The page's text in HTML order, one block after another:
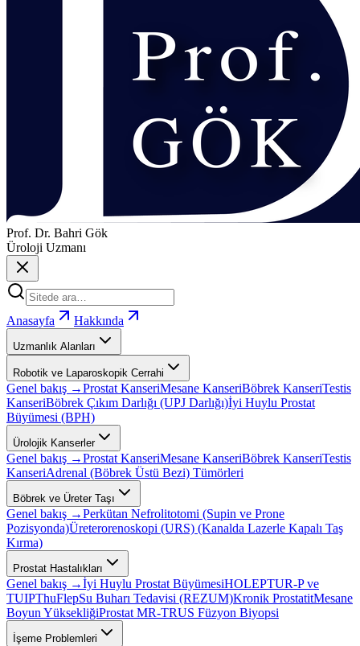
Prof. Dr. Bahri Gök
Üroloji Uzmanı
Anasayfa Hakkında
Uzmanlık Alanları
Robotik ve Laparoskopik Cerrahi
Genel bakış →Prostat KanseriMesane KanseriBöbrek KanseriTestis
KanseriBöbrek Çıkım Darlığı (UPJ Darlığı)İyi Huylu Prostat
Büyümesi (BPH)
Ürolojik Kanserler
Genel bakış →Prostat KanseriMesane KanseriBöbrek KanseriTestis
KanseriAdrenal (Böbrek Üstü Bezi) Tümörleri
Böbrek ve Üreter Taşı
Genel bakış →Perkütan Nefrolitotomi (Supin ve Prone
Pozisyonda)Üreterorenoskopi (URS) (Kanalda Lazerle Kapalı Taş
Kırma)
Prostat Hastalıkları
Genel bakış →İyi Huylu Prostat BüyümesiHOLEPTUR-P ve
TUIPThuFlepSu Buharı Tedavisi (REZUM)Kronik ProstatitMesane
Boyun YüksekliğiProstat MR-TRUS Füzyon Biyopsi
İşeme Problemleri